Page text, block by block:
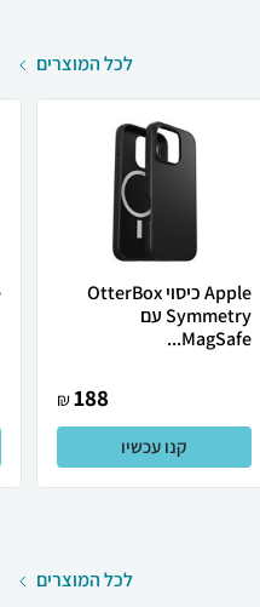
לכל המוצרים
Apple כיסוי OtterBox
Symmetry עם
MagSafe...
188
₪
קנו עכשיו
לכל המוצרים